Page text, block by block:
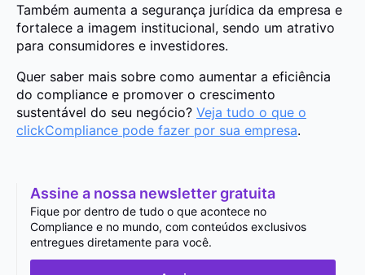
Também aumenta a segurança jurídica da empresa e
fortalece a imagem institucional, sendo um atrativo
para consumidores e investidores.
Quer saber mais sobre como aumentar a eficiência
do compliance e promover o crescimento
sustentável do seu negócio? Veja tudo o que o
clickCompliance pode fazer por sua empresa.
Assine a nossa newsletter gratuita
Fique por dentro de tudo o que acontece no
Compliance e no mundo, com conteúdos exclusivos
entregues diretamente para você.